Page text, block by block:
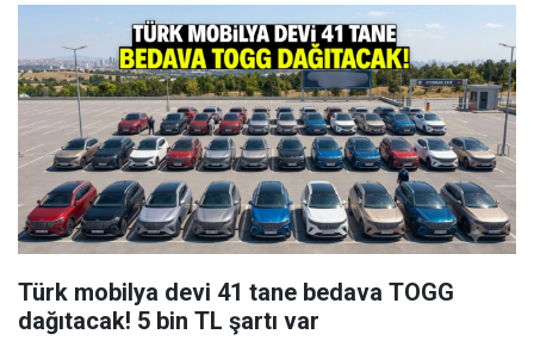
Türk mobilya devi 41 tane bedava TOGG
dağıtacak! 5 bin TL şartı var